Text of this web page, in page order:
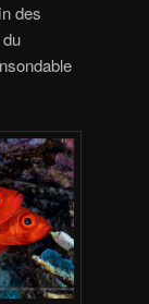
des